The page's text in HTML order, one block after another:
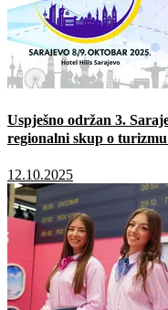
Uspješno održan 3.
regionalni skup o
12.10.2025